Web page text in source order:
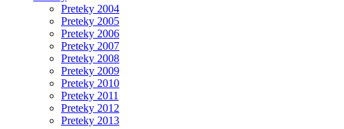
Preteky 2004
Preteky 2005
Preteky 2006
Preteky 2007
Preteky 2008
Preteky 2009
Preteky 2010
Preteky 2011
Preteky 2012
Preteky 2013